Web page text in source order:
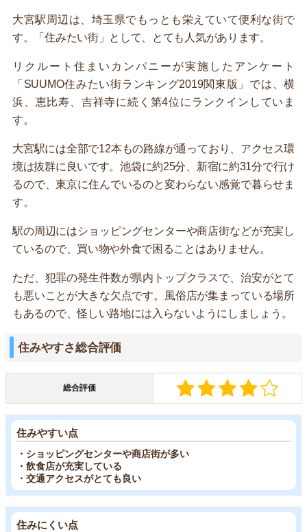
大宮駅周辺は、埼玉県でもっとも栄えていて便利な街で
す。「住みたい街」として、とても人気があります。
リクルート住まいカンパニーが実施したアンケート
「SUUMO住みたい街ランキング2019関東版」では、横
浜、恵比寿、吉祥寺に続く第4位にランクインしていま
す。
大宮駅には全部で12本もの路線が通っており、アクセス環
境は抜群に良いです。池袋に約25分、新宿に約31分で行け
るので、東京に住んでいるのと変わらない感覚で暮らせま
す。
駅の周辺にはショッピングセンターや商店街などが充実し
ているので、買い物や外食で困ることはありません。
ただ、犯罪の発生件数が県内トップクラスで、治安がとて
も悪いことが大きな欠点です。風俗店が集まっている場所
もあるので、怪しい路地には入らないようにしましょう。
住みやすさ総合評価
総合評価
住みやすい点
・ショッピングセンターや商店街が多い
・飲食店が充実している
・交通アクセスがとても良い
住みにくい点